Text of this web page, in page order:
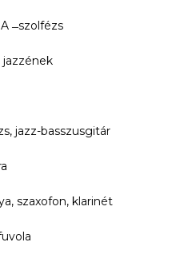
szolfézs
jazzének
jazz-basszusgitár
szaxofon, klarinét